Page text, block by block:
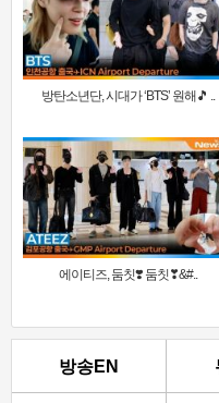
방탄소년단, 시대가 ‘BTS’ 원해🎵 ..
에이티즈, 둠칫❣️ 둠칫❣&#..
방송EN